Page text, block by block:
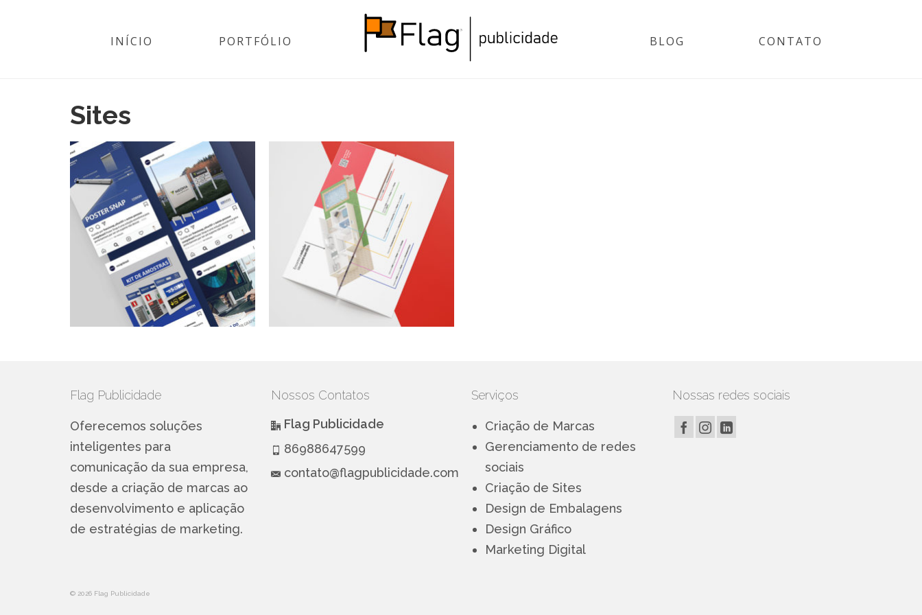
INÍCIO PORTFÓLIO BLOG CONTATO
Sites
Flag Publicidade
Oferecemos soluções
inteligentes para
comunicação da sua empresa,
desde a criação de marcas ao
desenvolvimento e aplicação
de estratégias de marketing.
Nossos Contatos
Flag Publicidade
86988647599
contato@flagpublicidade.com
Serviços
Criação de Marcas
Gerenciamento de redes
sociais
Criação de Sites
Design de Embalagens
Design Gráfico
Marketing Digital
Nossas redes sociais
© 2026 Flag Publicidade